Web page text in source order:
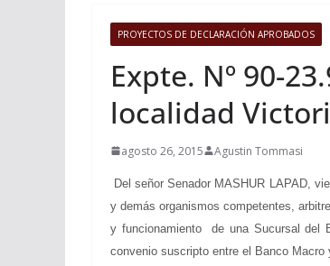
PROYECTOS DE DECLARACIÓN APROBADOS
Expte. Nº 90-
localidad
agosto 26, 2015 Agustin Tommasi
Del señor Senador MASHUR LAPAD,
y demás organismos competentes,
y funcionamiento de una Sucursal del
convenio suscripto entre el Banco